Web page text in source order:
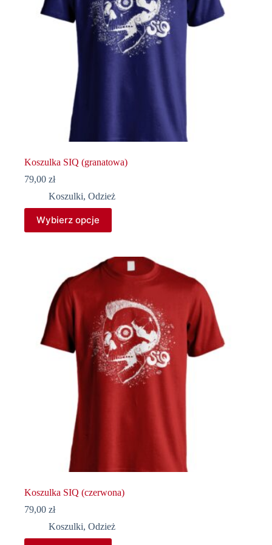
Koszulka SIQ (granatowa)
79,00 zł
Koszulki, Odzież
Wybierz opcje
Ten
produkt
ma
stronie
produktu
Koszulka SIQ (czerwona)
79,00 zł
Koszulki, Odzież